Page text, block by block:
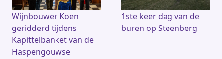
Wijnbouwer Koen
geridderd tijdens
Kapittelbanket van de
Haspengouwse
1ste keer dag van de
buren op Steenberg